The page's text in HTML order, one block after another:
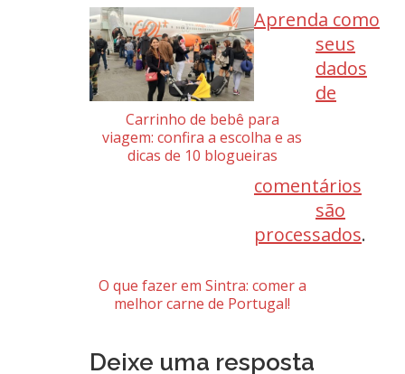
Carrinho de bebê para
viagem: confira a escolha e as
dicas de 10 blogueiras
O que fazer em Sintra: comer a
melhor carne de Portugal!
Deixe uma resposta
Aprenda como
seus
dados
de
comentários
são
processados.